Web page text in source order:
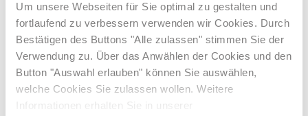
Um unsere Webseiten für Sie optimal zu gestalten und
fortlaufend zu verbessern verwenden wir Cookies. Durch
Bestätigen des Buttons "Alle zulassen" stimmen Sie der
Verwendung zu. Über das Anwählen der Cookies und den
Button "Auswahl erlauben" können Sie auswählen,
welche Cookies Sie zulassen wollen. Weitere
Informationen erhalten Sie in unserer
Route:Wien, St. Pölten, Linz, Salzburg,
Freilassing, München, Nürnberg,
Würzburg, Kassel-Wilhelmshöhe,
Göttingen, Hannover, Hamburg
Verbindung ansehen